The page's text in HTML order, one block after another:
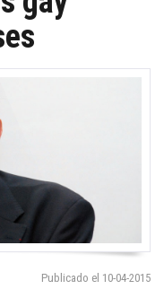
Publicado el 10-04-2015